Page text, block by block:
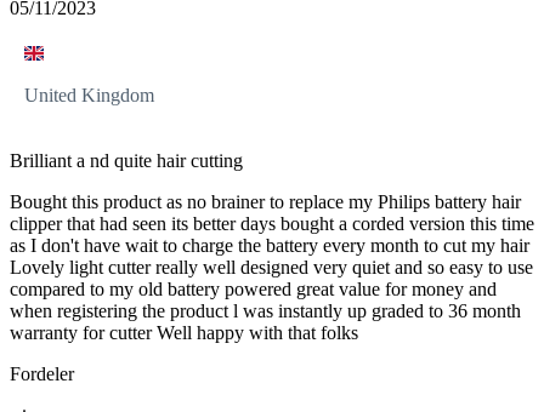
05/11/2023
United Kingdom
Brilliant a nd quite hair cutting
Bought this product as no brainer to replace my Philips battery hair
clipper that had seen its better days bought a corded version this time
as I don't have wait to charge the battery every month to cut my hair
Lovely light cutter really well designed very quiet and so easy to use
compared to my old battery powered great value for money and
when registering the product l was instantly up graded to 36 month
warranty for cutter Well happy with that folks
Fordeler